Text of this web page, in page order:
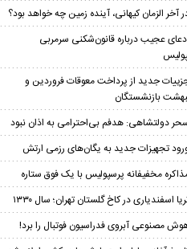
آخر الزمان کیهانی، آینده زمین چه خواهد بود؟
عجیب درباره قانون‌شکنی سرمربی
جدید از پرداخت معوقات فروردین و
بازنشستگان
دولتشاهی: هدفم بی‌احترامی به اذان نبود
تجهیزات جدید به یگان‌های رزمی ارتش
مخفیفانه پرسپولیس با یک فوق ستاره
اسفندیاری در کاخ گلستان تهران؛ سال ۱۳۳۰
مصنوعی آبروی فدراسیون فوتبال را برد!